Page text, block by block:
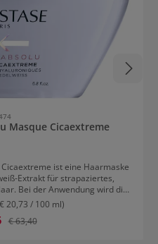
Masque Cicaextreme
ist eine Haarmaske
Extrakt für strapaziertes,
Bei der Anwendung wird die
Widerstandskraft gefördert.
vorgebeugt. Glanz und
Die pflegende Maske bewirkt
20,73 / 100 ml)
Regulärer Preis:
€ 63,40